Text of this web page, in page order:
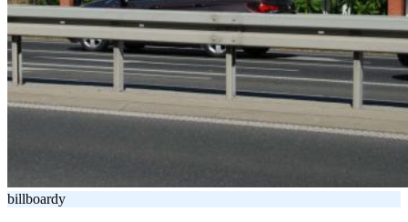
billboardy